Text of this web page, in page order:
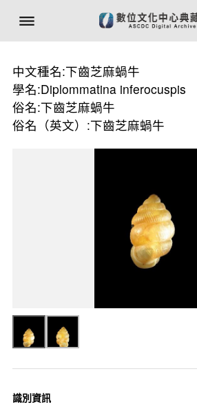
中文種名:下齒芝麻蝸牛
學名:Diplommatina inferocuspis
俗名:下齒芝麻蝸牛
俗名（英文）:下齒芝麻蝸牛
識別資訊